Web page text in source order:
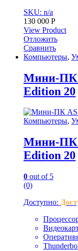
SKU: n/a
130 000 Р
View Product
Отложить
Сравнить
Компьютеры,
Мини-ПК
Edition 20
Компьютеры,
Мини-ПК
Edition 20
0 out of 5
(0)
Доступно: